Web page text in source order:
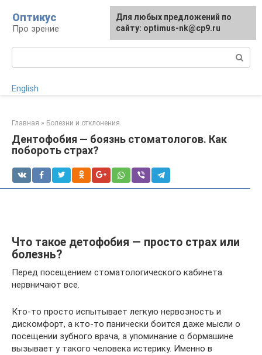
контенту
Оптикус
Про зрение
English
Главная » Болезни и отклонения
Дентофобия — боязнь стоматологов. Как
побороть страх?
Что такое детофобия — просто страх или
болезнь?
Перед посещением стоматологического кабинета
нервничают все.
Кто-то просто испытывает легкую нервозность и
дискомфорт, а кто-то панически боится даже мысли о
посещении зубного врача, а упоминание о бормашине
вызывает у такого человека истерику. Именно в
Для любых предложений по
сайту: optimus-nk@cp9.ru